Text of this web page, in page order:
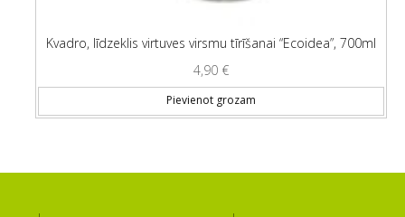
Kvadro, līdzeklis virtuves virsmu tīrīšanai “Ecoidea”, 700ml
4,90 €
Pievienot grozam